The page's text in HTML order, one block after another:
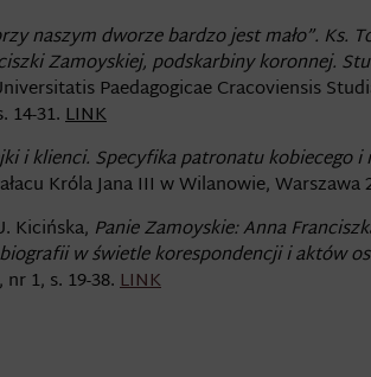
naszym dworze bardzo jest mało”. Ks.
Zamoyskiej, podskarbiny koronnej.
Paedagogicae Cracoviensis
14-31.LINK
i klienci. Specyfika patronatu kobiecego
Króla Jana III w Wilanowie, Warszawa
Kicińska, Panie Zamoyskie: Anna
w świetle korespondencji i aktów
nr 1, s. 19-38.LINK